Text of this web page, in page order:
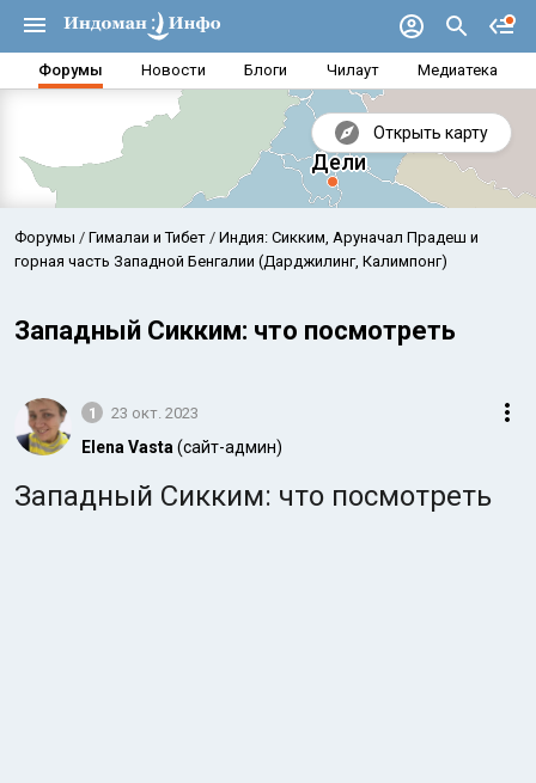
Форумы Новости Блоги Чилаут Медиатека
Открыть карту
Аравийское море
Форумы Гималаи и Тибет
Индия: Сикким, Аруначал Прадеш и
горная часть Западной Бенгалии (Дарджилинг, Калимпонг)
Западный Сикким: что посмотреть
1 23 окт. 2023
Elena Vasta (сайт-админ)
Западный Сикким: что посмотреть